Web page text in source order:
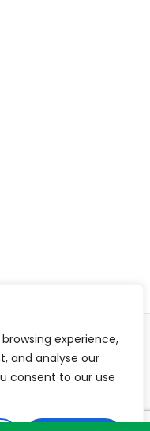
experience,
and analyse our
consent to our use
PRIVACY
WEB DESIGN : DIJITON